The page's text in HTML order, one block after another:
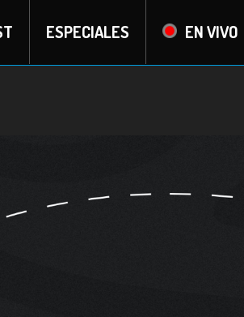
ESPECIALES EN VIVO